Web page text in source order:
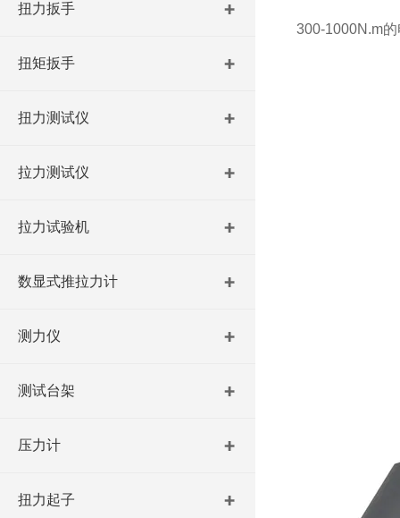
扭力扳手
扭矩扳手
扭力测试仪
拉力测试仪
拉力试验机
数显式推拉力计
测力仪
测试台架
压力计
扭力起子
300-1000N.m